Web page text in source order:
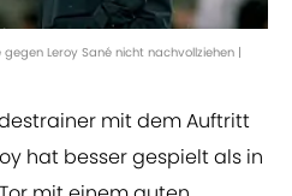
Leroy Sané nicht nachvollziehen |
mit dem Auftritt
hat besser gespielt als in